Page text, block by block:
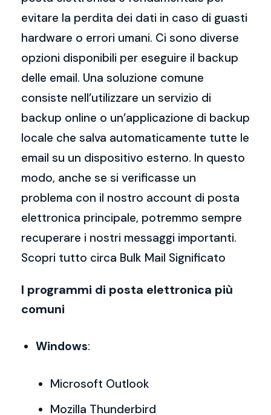
evitare la perdita dei dati in caso di guasti
hardware o errori umani. Ci sono diverse
opzioni disponibili per eseguire il backup
delle email. Una soluzione comune
consiste nell’utilizzare un servizio di
backup online o un’applicazione di backup
locale che salva automaticamente tutte le
email su un dispositivo esterno. In questo
modo, anche se si verificasse un
problema con il nostro account di posta
elettronica principale, potremmo sempre
recuperare i nostri messaggi importanti.
Scopri tutto circa Bulk Mail Significato
I programmi di posta elettronica più
comuni
Windows:
Microsoft Outlook
Mozilla Thunderbird